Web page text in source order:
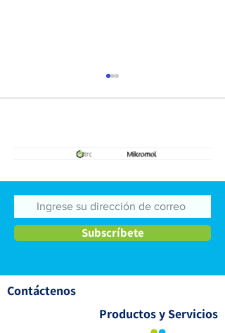
medicamentos
veterinarios
Subscríbete
Contáctenos
Productos y Servicios